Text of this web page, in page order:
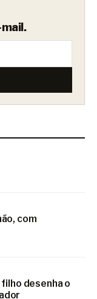
com
filho desenha o